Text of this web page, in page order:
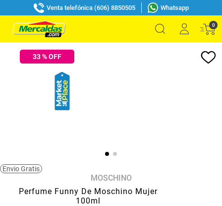
Venta telefónica (606) 8850505 Whatsapp
0
33% OFF
Envio Gratis
MOSCHINO
Perfume Funny De Moschino Mujer
100ml